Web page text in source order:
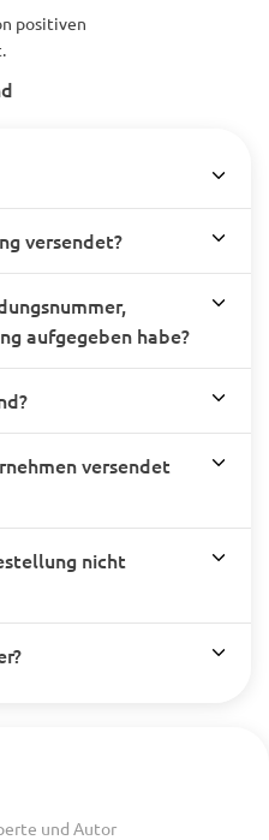
positiven
versendet?
aufgegeben habe?
versendet
nicht
und Autor